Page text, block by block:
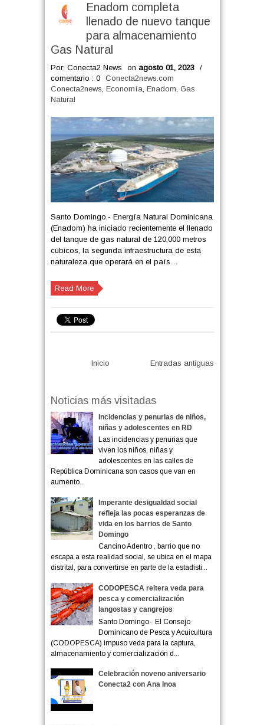
Enadom completa
llenado de nuevo tanque
para almacenamiento
Gas Natural
Por: Conecta2 News on agosto 01, 2023
/
comentario : 0
Conecta2news.com
Conecta2news, Economía, Enadom, Gas
Natural
Santo Domingo.- Energía Natural Dominicana
(Enadom) ha iniciado recientemente el llenado
del tanque de gas natural de 120,000 metros
cúbicos, la segunda infraestructura de esta
naturaleza que operará en el país....
Read More
Entradas antiguas
Inicio
Noticias más visitadas
Incidencias y penurias de niños,
niñas y adolescentes en RD
Las incidencias y penurias que
viven los niños, niñas y
adolescentes en las calles de
República Dominicana son casos que van en
aumento...
Imperante desigualdad social
refleja las pocas esperanzas de
vida en los barrios de Santo
Domingo
Cancino Adentro , barrio que no
escapa a esta realidad social, se ubica en el mapa
distrital, para convertirse en parte de la estadísti...
CODOPESCA reitera veda para
pesca y comercialización
langostas y cangrejos
Santo Domingo- El Consejo
Dominicano de Pesca y Acuicultura
(CODOPESCA) impuso veda para la captura,
almacenamiento y comercialización d...
Celebración noveno aniversario
Conecta2 con Ana Inoa